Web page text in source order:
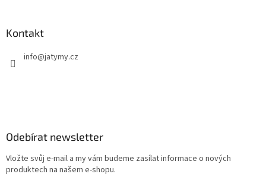
Kontakt
info@jatymy.cz
Odebírat newsletter
Vložte svůj e-mail a my vám budeme zasílat informace o nových
produktech na našem e-shopu.